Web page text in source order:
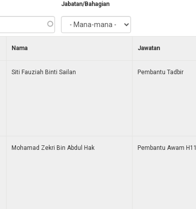
Jabatan/Bahagian
Nama Jawatan
Siti Fauziah Binti Sailan Pembantu Tadbir
Mohamad Zekri Bin Abdul Hak Pembantu Awam H11